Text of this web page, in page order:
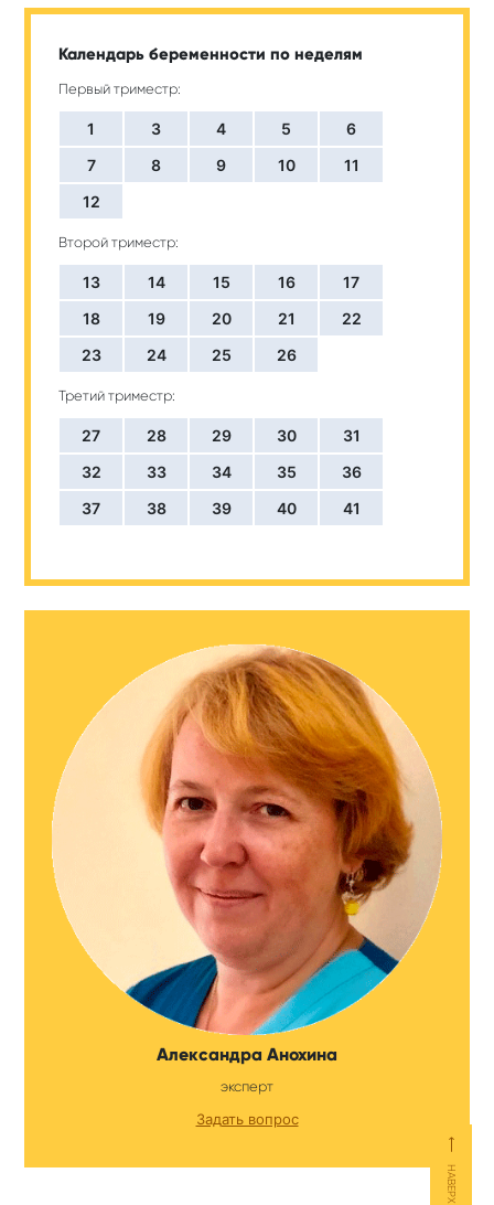
Календарь беременности по неделям
Первый триместр:
1 3 4 5
6
7
8 9 10
11
12
Второй триместр:
13 14 15 16
17
18
19 20 21
22
23
24 25 26
Третий триместр:
27 28 29 30
31
32
33 34 35
36
37
38 39 40 41
Александра Анохина
эксперт
Задать вопрос
⟵
НАВЕРХ